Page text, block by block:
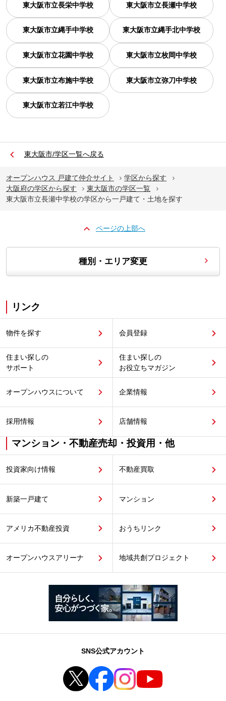
東大阪市立長栄中学校 東大阪市立長瀬中学校
東大阪市立縄手中学校 東大阪市立縄手北中学校
東大阪市立花園中学校 東大阪市立枚岡中学校
東大阪市立布施中学校 東大阪市立弥刀中学校
東大阪市立若江中学校
東大阪市/学区一覧へ戻る
オープンハウス 戸建て仲介サイト
学区から探す
大阪府の学区から探す
東大阪市の学区一覧
東大阪市立長瀬中学校の学区から一戸建て・土地を探す
ページの上部へ
種別・エリア変更
リンク
物件を探す 会員登録
住まい探しの
サポート
住まい探しの
お役立ちマガジン
オープンハウスについて 企業情報
採用情報 店舗情報
マンション・不動産売却・投資用・他
投資家向け情報 不動産買取
新築一戸建て マンション
アメリカ不動産投資 おうちリンク
オープンハウスアリーナ 地域共創プロジェクト
SNS公式アカウント